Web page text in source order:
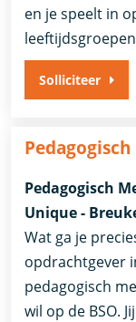
en je speelt in
Solliciteer
Pedagogisch
Unique -
Wat ga je
opdrachtgever
pedagogisch
wil op de BSO.